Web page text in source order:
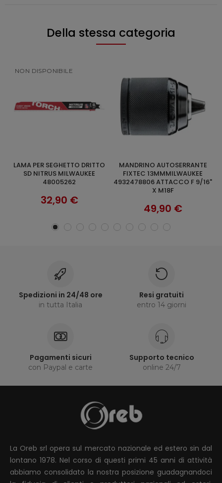
Della stessa categoria
AGGIUNGI AL CARRELLO
MANDRINO AUTOSERRANTE
FIXTEC 13MMMILWAUKEE
4932478806 ATTACCO F 9/16"
49,90 €
SCOPRI
LAME UNIVERSALI 5PZ PER
SEGHETTO MILWAUKEE
48005194 300MM
Spedizioni in 24/48 ore
in tutta Italia
Resi gratuiti
entro 14 giorni
Pagamenti sicuri
con Paypal e carte
Supporto tecnico
online 24/7
La Oreb srl opera sul mercato nazionale ed estero sin dal
lontano 1978. Nel corso di questi primi 45 anni di attività
abbiamo consolidato la nostra posizione guadagnandoci